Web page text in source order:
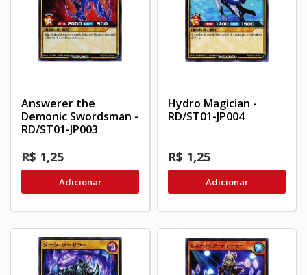
Answerer the
Demonic Swordsman -
RD/ST01-JP003
R$ 1,25
Adicionar
Hydro Magician -
RD/ST01-JP004
R$ 1,25
Adicionar